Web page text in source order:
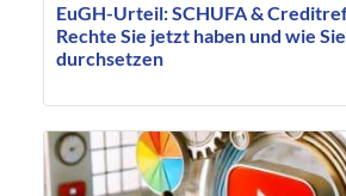
EuGH-Urteil: SCHUFA &
Rechte Sie jetzt haben und wie
durchsetzen